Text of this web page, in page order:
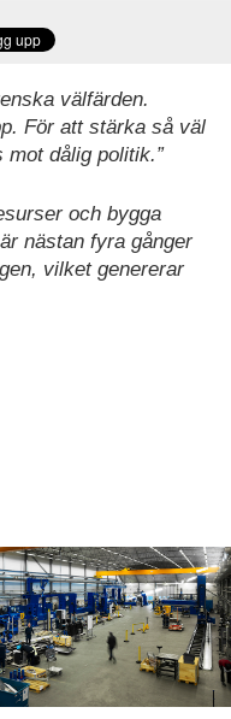
välfärden.
För att stärka så väl
dålig politik.”
och bygga
nästan fyra gånger
vilket genererar